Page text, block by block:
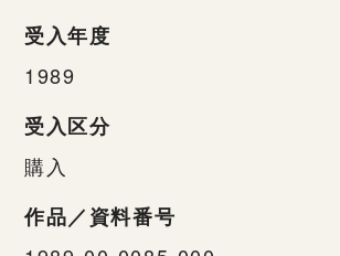
受入年度
1989
受入区分
購入
作品／資料番号